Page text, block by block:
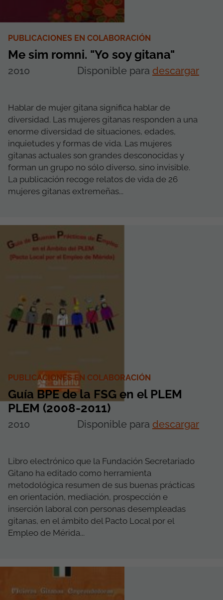
PUBLICACIONES EN COLABORACIÓN
Me sim romni. "Yo soy gitana"
2010 Disponible para descargar
Hablar de mujer gitana significa hablar de
diversidad. Las mujeres gitanas responden a una
enorme diversidad de situaciones, edades,
inquietudes y formas de vida. Las mujeres
gitanas actuales son grandes desconocidas y
forman un grupo no sólo diverso, sino invisible.
La publicación recoge relatos de vida de 26
mujeres gitanas extremeñas...
PUBLICACIONES EN COLABORACIÓN
Guía BPE de la FSG en el PLEM
PLEM (2008-2011)
2010 Disponible para descargar
Libro electrónico que la Fundación Secretariado
Gitano ha editado como herramienta
metodológica resumen de sus buenas prácticas
en orientación, mediación, prospección e
inserción laboral con personas desempleadas
gitanas, en el ámbito del Pacto Local por el
Empleo de Mérida...